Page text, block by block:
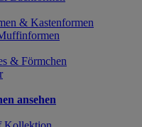
& Kastenformen
& Förmchen
ansehen